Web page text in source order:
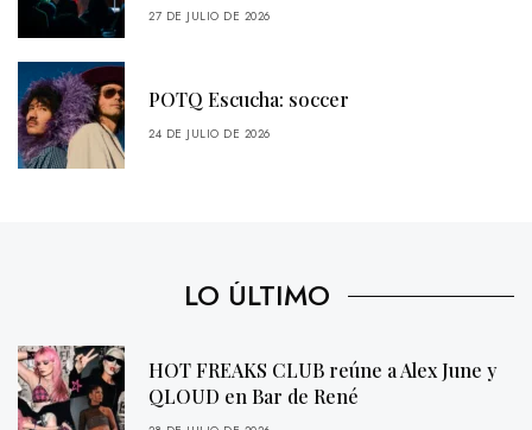
27 DE JULIO DE 2026
POTQ Escucha: soccer
24 DE JULIO DE 2026
LO ÚLTIMO
HOT FREAKS CLUB reúne a Alex June y
QLOUD en Bar de René